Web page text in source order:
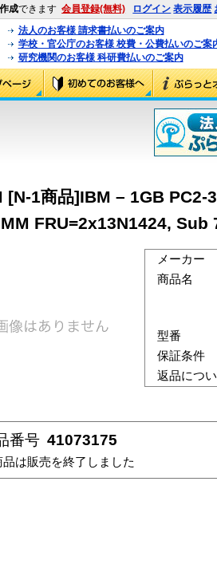
成できます 会員登録(無料) ログイン 表示履歴
法人のお客様 請求書払いのご案内
学校・官公庁のお客様 校費・公費払いのご案
研究機関のお客様 科研費払いのご案内
[N-1商品]IBM – 1GB
FRU=2x13N1424, Sub
メーカー
商品名
型番
保証条件
返品につ
番号 41073175
品は販売を終了しました